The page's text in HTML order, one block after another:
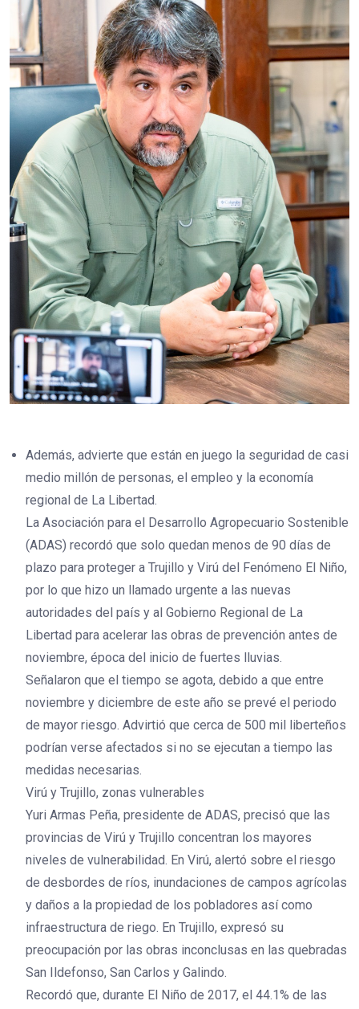
Además, advierte que están en juego la seguridad de casi
medio millón de personas, el empleo y la economía
regional de La Libertad.
La Asociación para el Desarrollo Agropecuario Sostenible
(ADAS) recordó que solo quedan menos de 90 días de
plazo para proteger a Trujillo y Virú del Fenómeno El Niño,
por lo que hizo un llamado urgente a las nuevas
autoridades del país y al Gobierno Regional de La
Libertad para acelerar las obras de prevención antes de
noviembre, época del inicio de fuertes lluvias.
Señalaron que el tiempo se agota, debido a que entre
noviembre y diciembre de este año se prevé el periodo
de mayor riesgo. Advirtió que cerca de 500 mil liberteños
podrían verse afectados si no se ejecutan a tiempo las
medidas necesarias.
Virú y Trujillo, zonas vulnerables
Yuri Armas Peña, presidente de ADAS, precisó que las
provincias de Virú y Trujillo concentran los mayores
niveles de vulnerabilidad. En Virú, alertó sobre el riesgo
de desbordes de ríos, inundaciones de campos agrícolas
y daños a la propiedad de los pobladores así como
infraestructura de riego. En Trujillo, expresó su
preocupación por las obras inconclusas en las quebradas
San Ildefonso, San Carlos y Galindo.
Recordó que, durante El Niño de 2017, el 44.1% de las